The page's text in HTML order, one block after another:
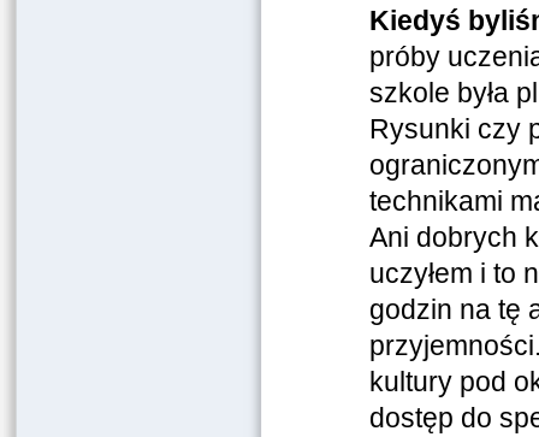
Kiedyś
próby
szkole była
Rysunki czy
technikami
Ani dobrych
uczyłem i to
godzin na tę
kultury pod
dostęp do